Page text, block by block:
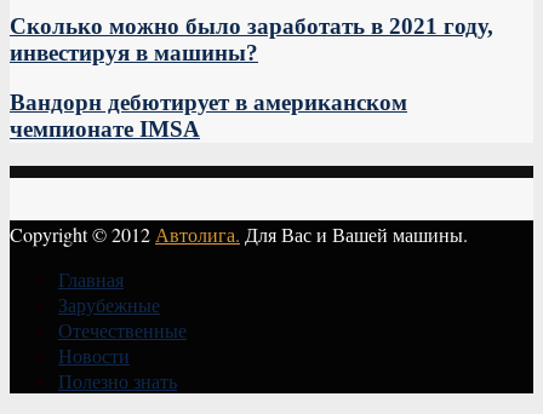
Сколько можно было заработать в 2021 году,
инвестируя в машины?
Вандорн дебютирует в американском
чемпионате IMSA
Copyright © 2012 Автолига. Для Вас и Вашей машины.
Главная
Зарубежные
Отечественные
Новости
Полезно знать